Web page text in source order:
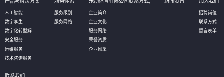
人工智能
数字孪生
数字化转型解
安全服务
运维服务
技术咨询服务
服务级别
服务网络
企业简介
企业文化
服务网络
荣誉资质
企业风采
招聘岗位
联系方式
留言表单
联系我们